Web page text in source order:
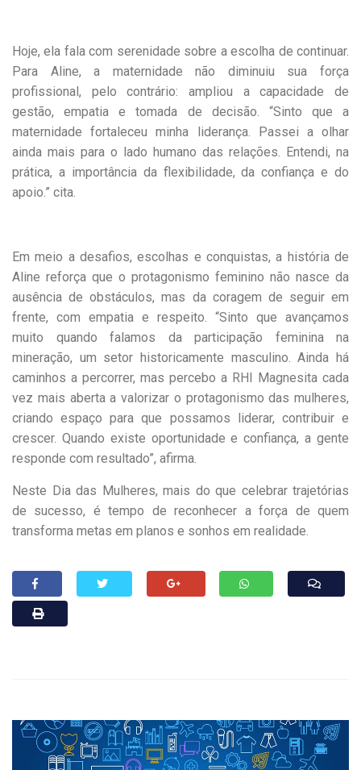
Hoje, ela fala com serenidade sobre a escolha de continuar.
Para Aline, a maternidade não diminuiu sua força
profissional, pelo contrário: ampliou a capacidade de
gestão, empatia e tomada de decisão. “Sinto que a
maternidade fortaleceu minha liderança. Passei a olhar
ainda mais para o lado humano das relações. Entendi, na
prática, a importância da flexibilidade, da confiança e do
apoio.” cita.
Em meio a desafios, escolhas e conquistas, a história de
Aline reforça que o protagonismo feminino não nasce da
ausência de obstáculos, mas da coragem de seguir em
frente, com empatia e respeito. “Sinto que avançamos
muito quando falamos da participação feminina na
mineração, um setor historicamente masculino. Ainda há
caminhos a percorrer, mas percebo a RHI Magnesita cada
vez mais aberta a valorizar o protagonismo das mulheres,
criando espaço para que possamos liderar, contribuir e
crescer. Quando existe oportunidade e confiança, a gente
responde com resultado”, afirma.
Neste Dia das Mulheres, mais do que celebrar trajetórias
de sucesso, é tempo de reconhecer a força de quem
transforma metas em planos e sonhos em realidade.